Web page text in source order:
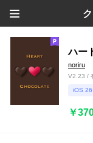
ハー
noriru
V2.23 /
iOS 26
￥